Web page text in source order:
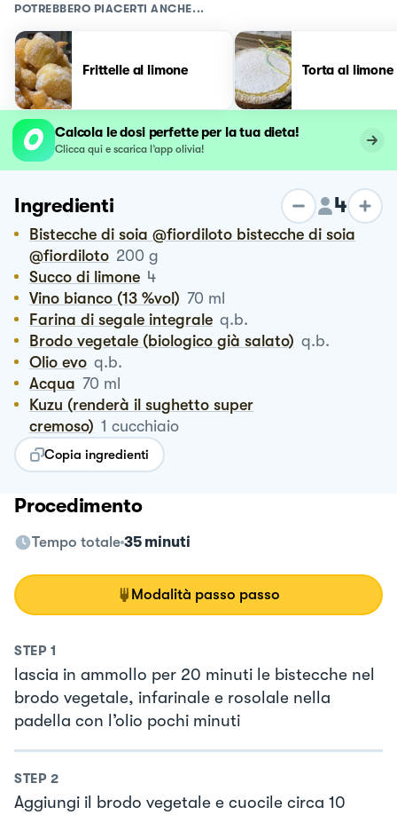
POTREBBERO PIACERTI ANCHE...
Frittelle al limone Torta al limone
Calcola le dosi perfette per la tua dieta!
Clicca qui e scarica l’app olivia!
Ingredienti 4
Bistecche di soia @fiordiloto bistecche di soia
@fiordiloto 200 g
Succo di limone 4
Vino bianco (13 %vol) 70 ml
Farina di segale integrale q.b.
Brodo vegetale (biologico già salato) q.b.
Olio evo q.b.
Acqua 70 ml
Kuzu (renderà il sughetto super
cremoso) 1 cucchiaio
Copia ingredienti
Procedimento
Tempo totale 35 minuti
Modalità passo passo
STEP 1
lascia in ammollo per 20 minuti le bistecche nel
brodo vegetale, infarinale e rosolale nella
padella con l’olio pochi minuti
STEP 2
Aggiungi il brodo vegetale e cuocile circa 10